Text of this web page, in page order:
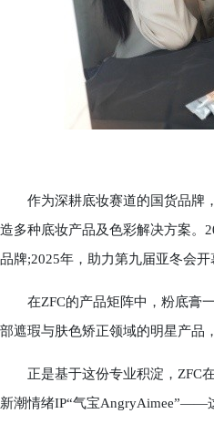
作为深耕底妆赛道的国货品牌，
造多种底妆产品及色彩解决方案。
品牌;2025年，助力第九届亚冬会开
在ZFC的产品矩阵中，粉底膏一
部遮瑕与肤色矫正领域的明星产品
正是基于这份专业积淀，ZFC在
新潮情绪IP“气宝AngryAimee”——